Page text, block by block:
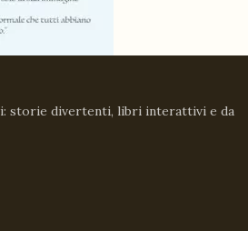
storie divertenti, libri interattivi e da